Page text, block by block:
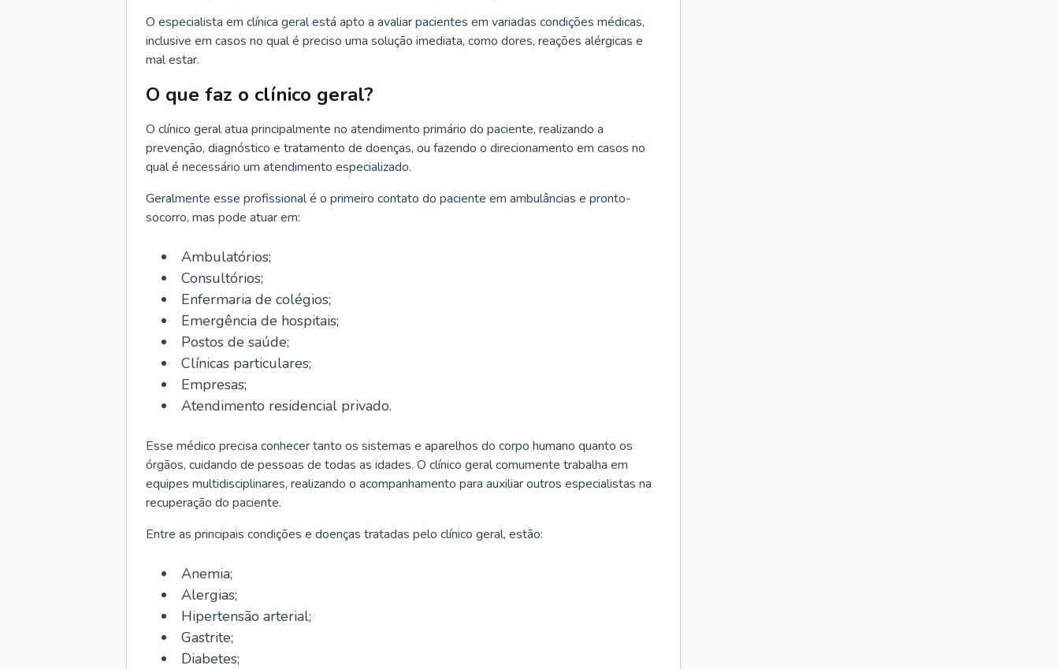
O especialista em clínica geral está apto a avaliar pacientes em variadas condições médicas,
inclusive em casos no qual é preciso uma solução imediata, como dores, reações alérgicas e
mal estar.
O que faz o clínico geral?
O clínico geral atua principalmente no atendimento primário do paciente, realizando a
prevenção, diagnóstico e tratamento de doenças, ou fazendo o direcionamento em casos no
qual é necessário um atendimento especializado.
Geralmente esse profissional é o primeiro contato do paciente em ambulâncias e pronto-
socorro, mas pode atuar em:
Ambulatórios;
Consultórios;
Enfermaria de colégios;
Emergência de hospitais;
Postos de saúde;
Clínicas particulares;
Empresas;
Atendimento residencial privado.
Esse médico precisa conhecer tanto os sistemas e aparelhos do corpo humano quanto os
órgãos, cuidando de pessoas de todas as idades. O clínico geral comumente trabalha em
equipes multidisciplinares, realizando o acompanhamento para auxiliar outros especialistas na
recuperação do paciente.
Entre as principais condições e doenças tratadas pelo clínico geral, estão:
Anemia;
Alergias;
Hipertensão arterial;
Gastrite;
Diabetes;